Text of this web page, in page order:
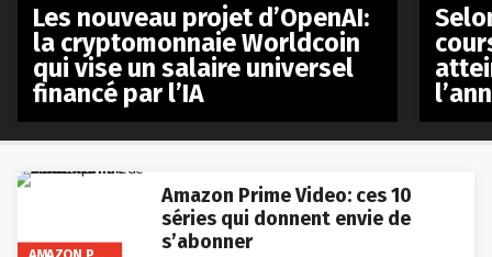
AMAZON PRIME VIDEO
Amazon Prime Video: ces 10
séries qui donnent envie de
s’abonner
Les nouveau projet d’OpenAI:
la cryptomonnaie Worldcoin
qui vise un salaire universel
financé par l’IA